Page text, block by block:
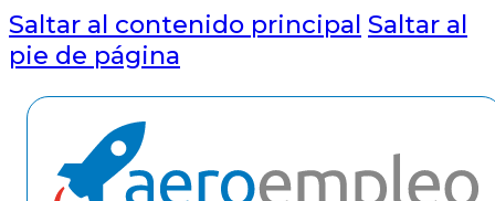
Saltar al contenido principal Saltar al
pie de página